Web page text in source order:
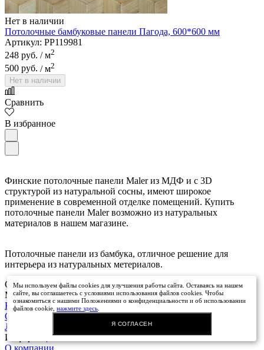
Arbiton
Нет в наличии
Потолочные бамбуковые панели Пагода, 600*600 мм
Артикул: PP119981
248 руб. / м2
500 руб. / м2
Нет в наличии
Сравнить
В избранное
Финские потолочные панели Maler из МДФ и с 3D
структурой из натуральной сосны, имеют широкое
применение в современной отделке помещений. Купить
потолочные панели Maler возможно из натуральных
материалов в нашем магазине.
Потолочные панели из бамбука, отличное решение для
интерьера из натуральных метериалов.
О компании
Магазин
Корзина
Оформить заказ
Личный кабинет
Информация
О компании
Мы используем файлы cookies для улучшения работы сайта. Оставаясь на нашем
сайте, вы соглашаетесь с условиями использования файлов cookies. Чтобы
ознакомиться с нашими Положениями о конфиденциальности и об использовании
файлов cookie,нажмите здесь
Я СОГЛАСЕН